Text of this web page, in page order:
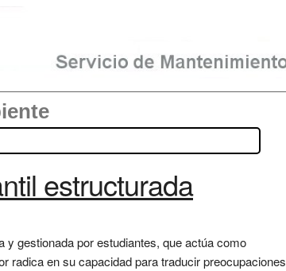
estructurada
y gestionada por estudiantes, que actúa como
radica en su capacidad para traducir preocupaciones